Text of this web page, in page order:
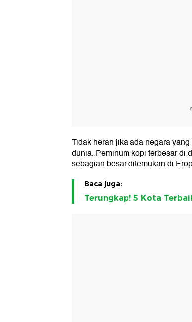
Tidak heran jika ada negara
dunia. Peminum kopi terbesar di
sebagian besar ditemukan di
Baca juga:
Terungkap! 5 Kota